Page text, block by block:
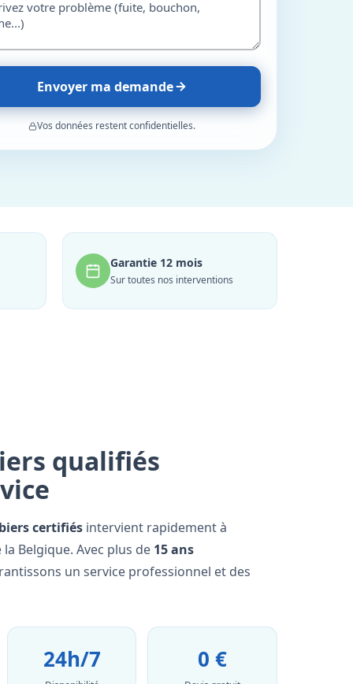
Envoyer ma demande
Vos données restent confidentielles.
Garantie 12 mois
Sur toutes nos interventions
qualifiés
certifiés intervient rapidement à
Belgique. Avec plus de 15 ans
un service professionnel et des
24h/7 0 €